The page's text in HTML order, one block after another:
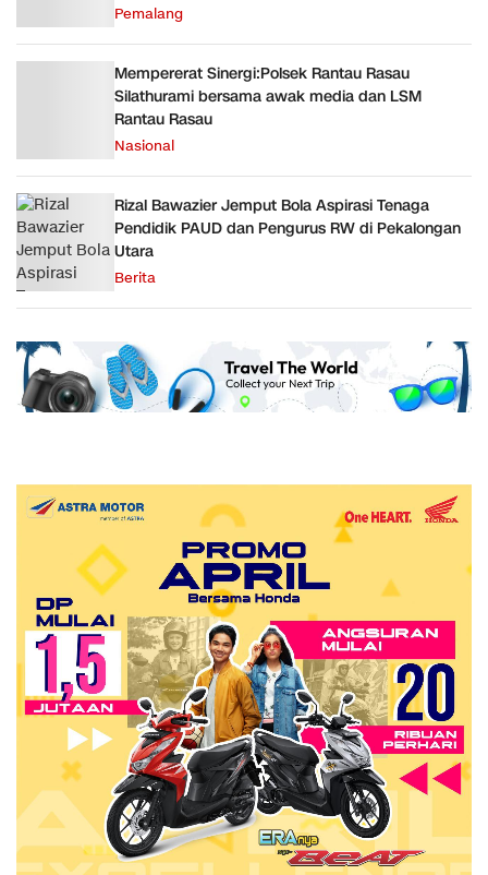
Pemalang
Mempererat Sinergi:Polsek Rantau Rasau
Silathurami bersama awak media dan LSM
Rantau Rasau
Nasional
Rizal Bawazier Jemput Bola Aspirasi Tenaga
Pendidik PAUD dan Pengurus RW di Pekalongan
Utara
Berita